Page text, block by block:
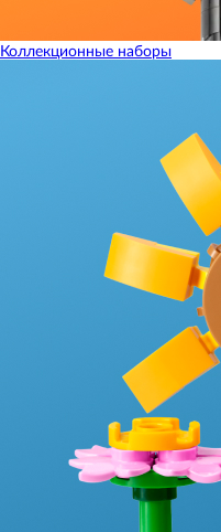
Коллекционные наборы